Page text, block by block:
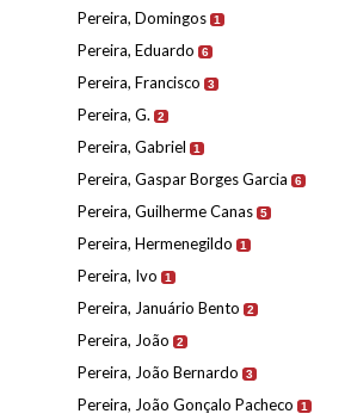
Pereira, Domingos 1
Pereira, Eduardo 6
Pereira, Francisco 3
Pereira, G. 2
Pereira, Gabriel 1
Pereira, Gaspar Borges Garcia 6
Pereira, Guilherme Canas 5
Pereira, Hermenegildo 1
Pereira, Ivo 1
Pereira, Januário Bento 2
Pereira, João 2
Pereira, João Bernardo 3
Pereira, João Gonçalo Pacheco 1